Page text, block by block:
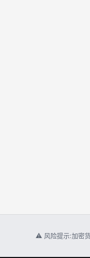
⚠ 风险提示:加密